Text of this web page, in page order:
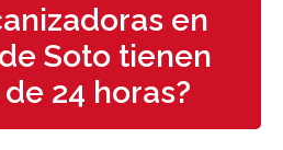
en
Soto tienen
24 horas?